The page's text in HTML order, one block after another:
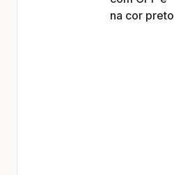
na cor preto